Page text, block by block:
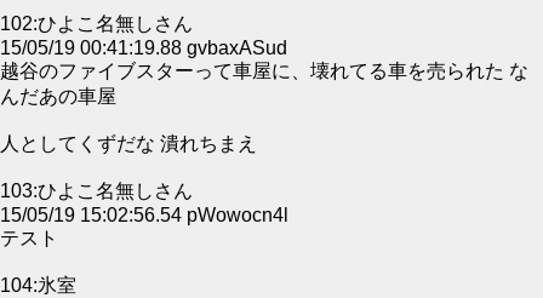
102:ひよこ名無しさん
15/05/19 00:41:19.88 gvbaxASud
越谷のファイブスターって車屋に、壊れてる車を売られた な
んだあの車屋
人としてくずだな 潰れちまえ
103:ひよこ名無しさん
15/05/19 15:02:56.54 pWowocn4l
テスト
104:氷室